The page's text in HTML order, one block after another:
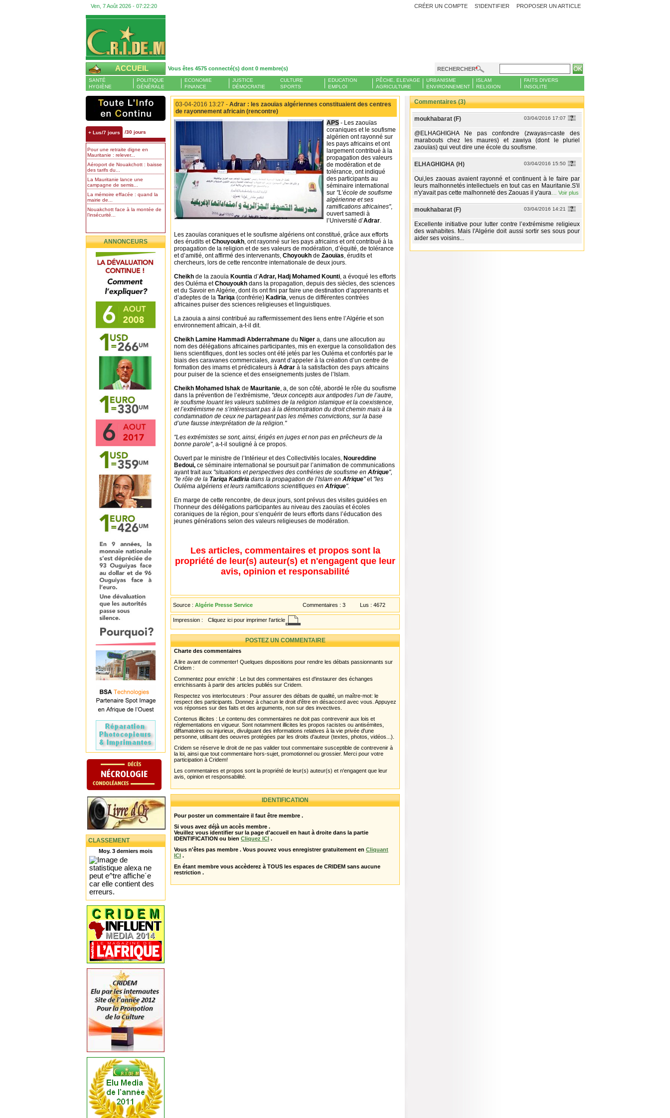
Ven, 7 Août 2026 - 07:22:21 PROPOSER UN ARTICLE
CRÉER UN COMPTE S'IDENTIFIER
ACCUEIL Vous êtes 4575 connecté(s) dont 0 membre(s) RECHERCHER
SANTÉ
HYGIÈNE
POLITIQUE
GÉNÉRALE
ECONOMIE
FINANCE
JUSTICE
DÉMOCRATIE
CULTURE
SPORTS
EDUCATION
EMPLOI
PÊCHE, ELEVAGE
AGRICULTURE
URBANISME
ENVIRONNEMENT
ISLAM
RELIGION
FAITS DIVERS
INSOLITE
+ Lus/7 jours /30 jours
Pour une retraite digne en
Mauritanie : relever...
Aéroport de Nouakchott : baisse
des tarifs du...
La Mauritanie lance une
campagne de semis...
La mémoire effacée : quand la
mairie de...
Nouakchott face à la montée de
l’insécurité...
ANNONCEURS
CLASSEMENT
Moy. 3 derniers mois
03-04-2016 13:27 - Adrar : les zaouïas algériennes constituaient des centres
de rayonnement africain (rencontre)
APS - Les zaouïas
coraniques et le soufisme
algérien ont rayonné sur
les pays africains et ont
largement contribué à la
propagation des valeurs
de modération et de
tolérance, ont indiqué
des participants au
séminaire international
sur "L’école de soufisme
algérienne et ses
ramifications africaines",
ouvert samedi à
l’Université d’Adrar.
Les zaouïas coraniques et le soufisme algériens ont constitué, grâce aux efforts
des érudits etChouyoukh, ont rayonné sur les pays africains et ont contribué à la
propagation de la religion et de ses valeurs de modération, d’équité, de tolérance
et d’amitié, ont affirmé des intervenants, Choyoukh de Zaouïas, érudits et
chercheurs, lors de cette rencontre internationale de deux jours.
Cheikh de la zaouïa Kountia d’Adrar, Hadj Mohamed Kounti, a évoqué les efforts
des Ouléma etChouyoukh dans la propagation, depuis des siècles, des sciences
et du Savoir en Algérie, dont ils ont fini par faire une destination d’apprenants et
d’adeptes de la Tariqa (confrérie) Kadiria, venus de différentes contrées
africaines puiser des sciences religieuses et linguistiques.
La zaouia a ainsi contribué au raffermissement des liens entre l’Algérie et son
environnement africain, a-t-il dit.
Cheikh Lamine Hammadi Abderrahmane du Niger a, dans une allocution au
nom des délégations africaines participantes, mis en exergue la consolidation des
liens scientifiques, dont les socles ont été jetés par les Ouléma et confortés par le
biais des caravanes commerciales, avant d’appeler à la création d’un centre de
formation des imams et prédicateurs à Adrar à la satisfaction des pays africains
pour puiser de la science et des enseignements justes de l’Islam.
Cheikh Mohamed Ishak de Mauritanie, a, de son côté, abordé le rôle du soufisme
dans la prévention de l’extrémisme, "deux concepts aux antipodes l’un de l’autre,
le soufisme louant les valeurs sublimes de la religion islamique et la coexistence,
et l’extrémisme ne s’intéressant pas à la démonstration du droit chemin mais à la
condamnation de ceux ne partageant pas les mêmes convictions, sur la base
d’une fausse interprétation de la religion."
"Les extrémistes se sont, ainsi, érigés en juges et non pas en prêcheurs de la
bonne parole", a-t-il souligné à ce propos.
Ouvert par le ministre de l’Intérieur et des Collectivités locales, Noureddine
Bedoui, ce séminaire international se poursuit par l’animation de communications
ayant trait aux "situations et perspectives des confréries de soufisme en Afrique",
"le rôle de la Tariqa Kadiria dans la propagation de l’Islam en Afrique"et "les
Ouléma algériens et leurs ramifications scientifiques en Afrique".
En marge de cette rencontre, de deux jours, sont prévus des visites guidées en
l’honneur des délégations participantes au niveau des zaouïas et écoles
coraniques de la région, pour s’enquérir de leurs efforts dans l’éducation des
jeunes générations selon des valeurs religieuses de modération.
Les articles, commentaires et propos sont la
propriété de leur(s) auteur(s) et n'engagent que leur
avis, opinion et responsabilité
Source : Algérie Presse Service Commentaires : 3 Lus : 4672
Impression : Cliquez ici pour imprimer l'article
POSTEZ UN COMMENTAIRE
Charte des commentaires
A lire avant de commenter! Quelques dispositions pour rendre les débats passionnants sur
Cridem :
Commentez pour enrichir : Le but des commentaires est d'instaurer des échanges
enrichissants à partir des articles publiés sur Cridem.
Respectez vos interlocuteurs : Pour assurer des débats de qualité, un maître-mot: le
respect des participants. Donnez à chacun le droit d'être en désaccord avec vous. Appuyez
vos réponses sur des faits et des arguments, non sur des invectives.
Contenus illicites : Le contenu des commentaires ne doit pas contrevenir aux lois et
réglementations en vigueur. Sont notamment illicites les propos racistes ou antisémites,
diffamatoires ou injurieux, divulguant des informations relatives à la vie privée d'une
personne, utilisant des oeuvres protégées par les droits d'auteur (textes, photos, vidéos...).
Cridem se réserve le droit de ne pas valider tout commentaire susceptible de contrevenir à
la loi, ainsi que tout commentaire hors-sujet, promotionnel ou grossier. Merci pour votre
participation à Cridem!
Les commentaires et propos sont la propriété de leur(s) auteur(s) et n'engagent que leur
avis, opinion et responsabilité.
IDENTIFICATION
Pour poster un commentaire il faut être membre .
Si vous avez déjà un accès membre .
Veuillez vous identifier sur la page d'accueil en haut à droite dans la partie
IDENTIFICATION ou bien Cliquez ICI .
Vous n'êtes pas membre . Vous pouvez vous enregistrer gratuitement en Cliquant
ICI .
En étant membre vous accèderez à TOUS les espaces de CRIDEM sans aucune
restriction .
Commentaires (3)
moukhabarat (F) 03/04/2016 17:07
@ELHAGHIGHA Ne pas confondre (zwayas=caste des
marabouts chez les maures) et zawiya (dont le pluriel
zaouïas) qui veut dire une école du soufisme.
ELHAGHIGHA (H) 03/04/2016 15:50
Oui,les zaouas avaient rayonné et continuent à le faire par
leurs malhonnetés intellectuels en tout cas en Mauritanie.S'il
n'y'avait pas cette malhonneté des Zaouas il y'aura
Voir plus
moukhabarat (F) 03/04/2016 14:21
Excellente initiative pour lutter contre l’extrémisme religieux
des wahabites. Mais l'Algérie doit aussi sortir ses sous pour
aider ses voisins...